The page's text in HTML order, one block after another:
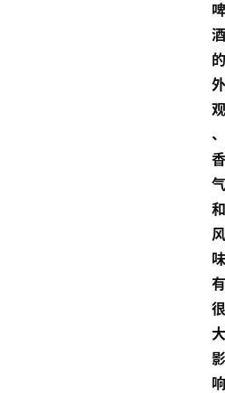
啤
酒
的
外
观
、
香
气
和
风
味
有
很
大
影
响